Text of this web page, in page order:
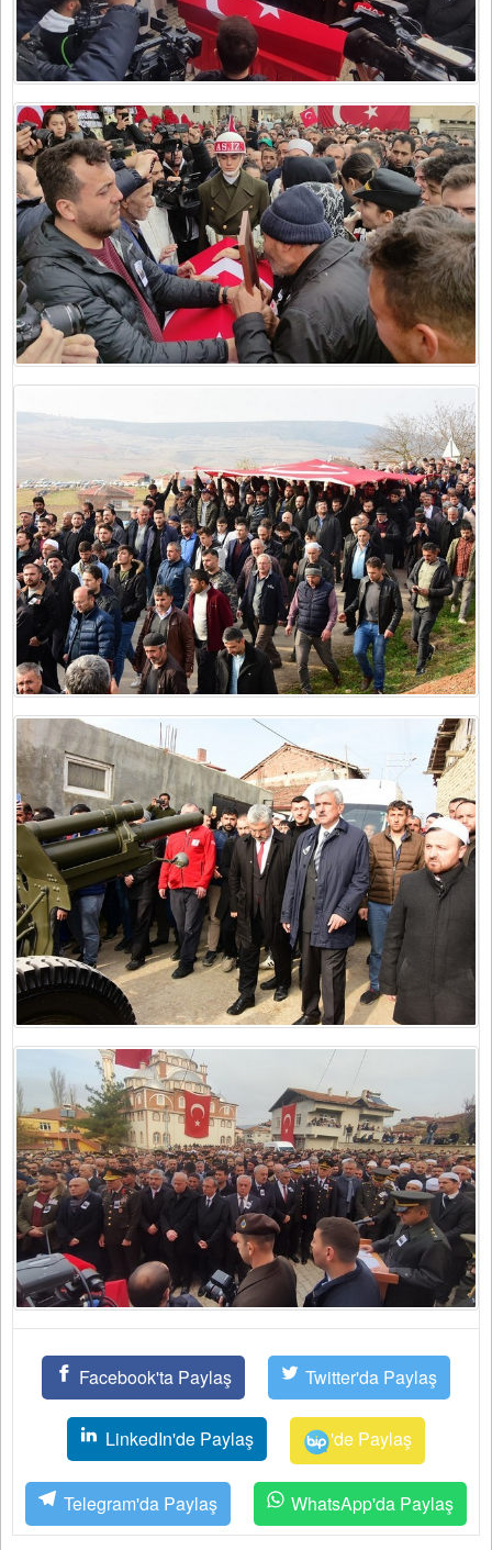
Facebook'ta Paylaş Twitter'da Paylaş
LinkedIn'de Paylaş 'de Paylaş
Telegram'da Paylaş WhatsApp'da Paylaş